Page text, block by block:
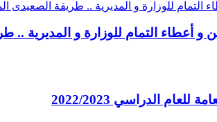
التمام للوزارة و المديرية ..
الدراسي 2022/2023